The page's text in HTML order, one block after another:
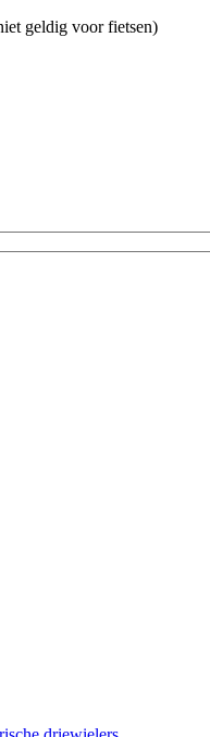
geldig voor fietsen)